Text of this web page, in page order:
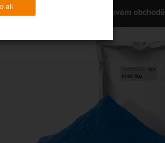
práškového nátěru v internetovém obchodě
all